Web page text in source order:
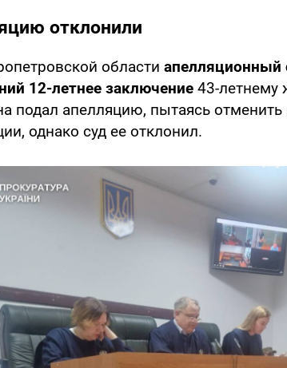
отклонили
области апелляционный
12-летнее заключение 43-летнему
подал апелляцию, пытаясь
однако суд ее отклонил.